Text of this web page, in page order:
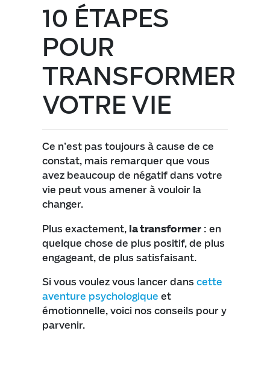
10 ÉTAPES
POUR
TRANSFORMER
VOTRE VIE
Ce n’est pas toujours à cause de ce
constat, mais remarquer que vous
avez beaucoup de négatif dans votre
vie peut vous amener à vouloir la
changer.
Plus exactement, la transformer : en
quelque chose de plus positif, de plus
engageant, de plus satisfaisant.
Si vous voulez vous lancer dans cette
aventure psychologique et
émotionnelle, voici nos conseils pour y
parvenir.